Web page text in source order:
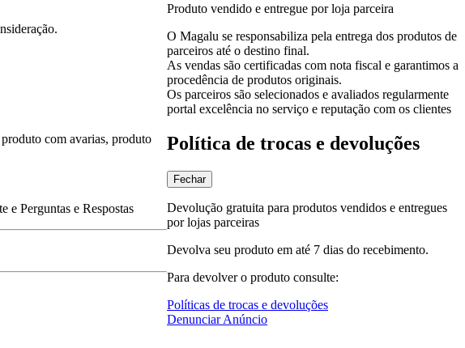
com avarias, produto
e Perguntas e Respostas
Produto vendido e entregue por loja parceira
O Magalu se responsabiliza pela entrega dos produtos de
parceiros até o destino final.
As vendas são certificadas com nota fiscal e garantimos a
procedência de produtos originais.
Os parceiros são selecionados e avaliados regularmente
portal excelência no serviço e reputação com os clientes
Política de trocas e devoluções
Fechar
Devolução gratuita para produtos vendidos e entregues
por lojas parceiras
Devolva seu produto em até 7 dias do recebimento.
Para devolver o produto consulte:
Políticas de trocas e devoluções
Denunciar Anúncio